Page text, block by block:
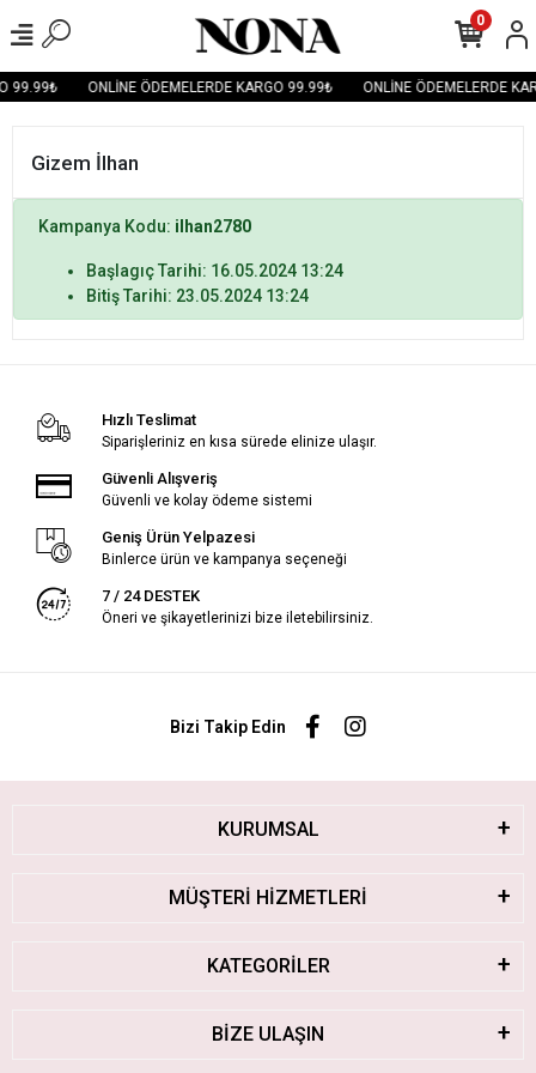
99.99₺ ONLİNE ÖDEMELERDE KARGO 99.99₺ ONLİNE ÖDEMELERDE
0
Gizem İlhan
Kampanya Kodu: ilhan2780
Başlagıç Tarihi: 16.05.2024 13:24
Bitiş Tarihi: 23.05.2024 13:24
Hızlı Teslimat
Siparişleriniz en kısa sürede elinize ulaşır.
Güvenli Alışveriş
Güvenli ve kolay ödeme sistemi
Geniş Ürün Yelpazesi
Binlerce ürün ve kampanya seçeneği
7 / 24 DESTEK
Öneri ve şikayetlerinizi bize iletebilirsiniz.
Bizi Takip Edin
KURUMSAL
MÜŞTERİ HİZMETLERİ
KATEGORİLER
BİZE ULAŞIN